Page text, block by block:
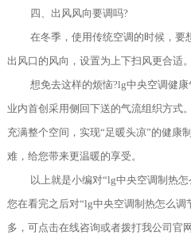
四、出风风向要调吗?
在冬季，使用传统空调的时候，要
出风口的风向，设置为上下扫风更合适。
想免去这样的烦恼?lg中央空调健
业内首创采用侧回下送的气流组织方式
充满整个空间，实现“足暖头凉”的健康
难，给您带来更温暖的享受。
以上就是小编对“lg中央空调制热
您在看完之后对“lg中央空调制热怎么
多，可点击在线咨询或者拨打我公司官